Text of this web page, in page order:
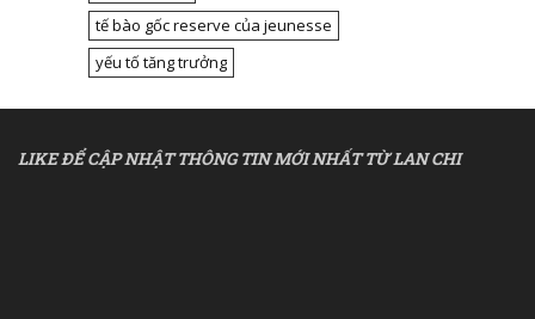
tế bào gốc reserve của jeunesse
yếu tố tăng trưởng
LIKE ĐỂ CẬP NHẬT THÔNG TIN MỚI NHẤT TỪ LAN CHI